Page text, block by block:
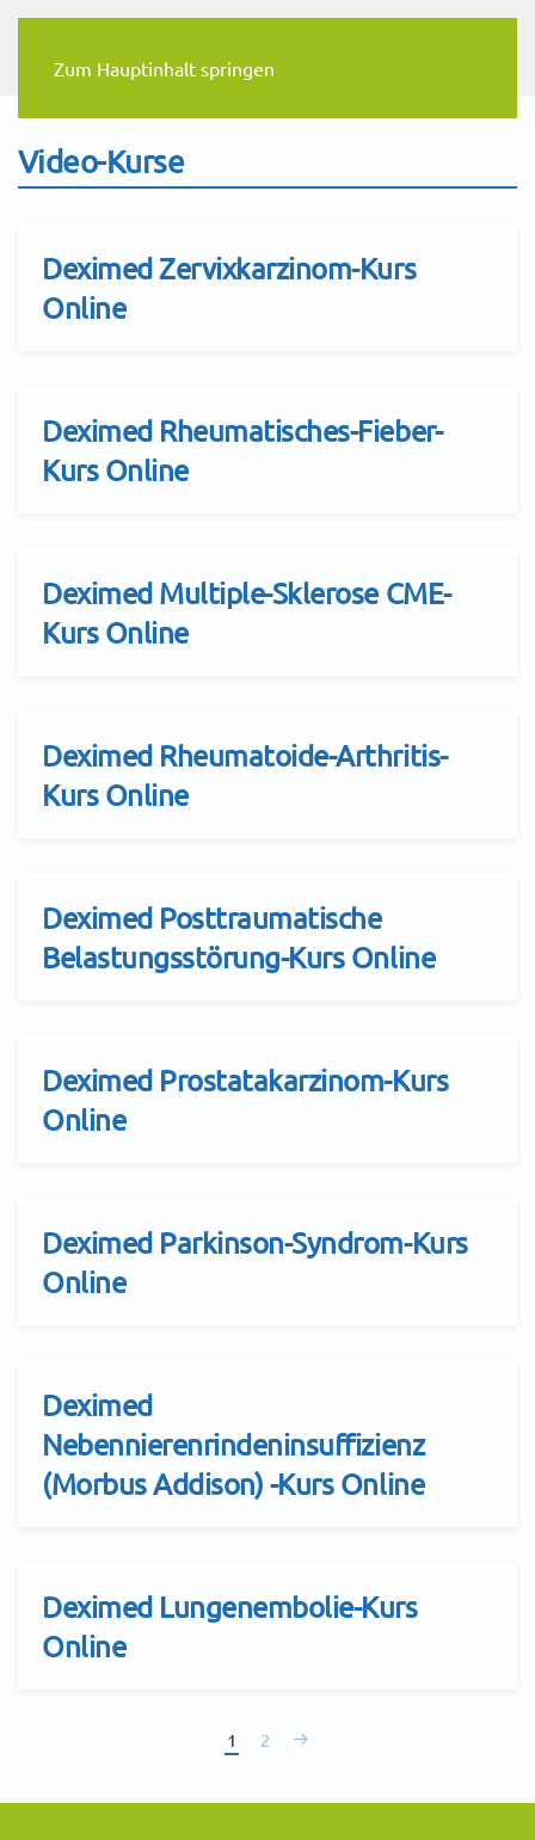
Zum Hauptinhalt springen
Video-Kurse
Deximed Zervixkarzinom-Kurs
Online
Deximed Rheumatisches-Fieber-
Kurs Online
Deximed Multiple-Sklerose CME-
Kurs Online
Deximed Rheumatoide-Arthritis-
Kurs Online
Deximed Posttraumatische
Belastungsstörung-Kurs Online
Deximed Prostatakarzinom-Kurs
Online
Deximed Parkinson-Syndrom-Kurs
Online
Deximed
Nebennierenrindeninsuffizienz
(Morbus Addison) -Kurs Online
Deximed Lungenembolie-Kurs
Online
1 2